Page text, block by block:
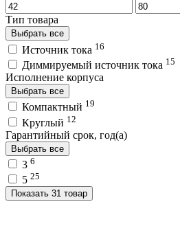
Тип товара
Выбрать все
Источник тока 16
Диммируемый источник тока 15
Исполнение корпуса
Выбрать все
Компактный 19
Круглый 12
Гарантийный срок, год(а)
Выбрать все
3 6
5 25
Показать 31 товар